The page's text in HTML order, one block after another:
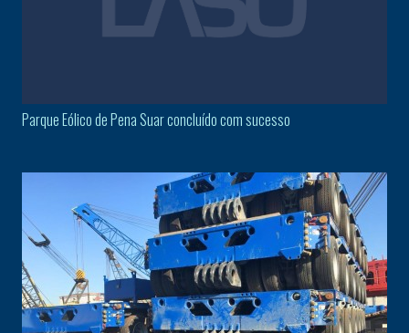
Parque Eólico de Pena Suar concluído com sucesso